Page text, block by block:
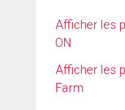
Afficher les
ON
Afficher les
Farm